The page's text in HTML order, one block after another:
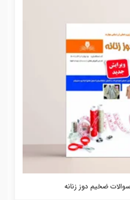
ضخیم دوز زنانه